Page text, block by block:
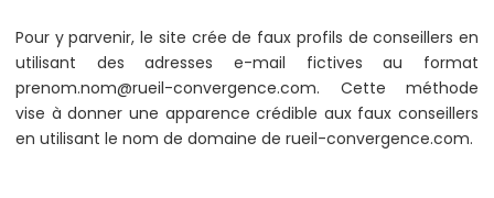
Pour y parvenir, le site crée de faux profils de conseillers en
utilisant des adresses e-mail fictives au format
prenom.nom@rueil-convergence.com. Cette méthode
vise à donner une apparence crédible aux faux conseillers
en utilisant le nom de domaine de rueil-convergence.com.